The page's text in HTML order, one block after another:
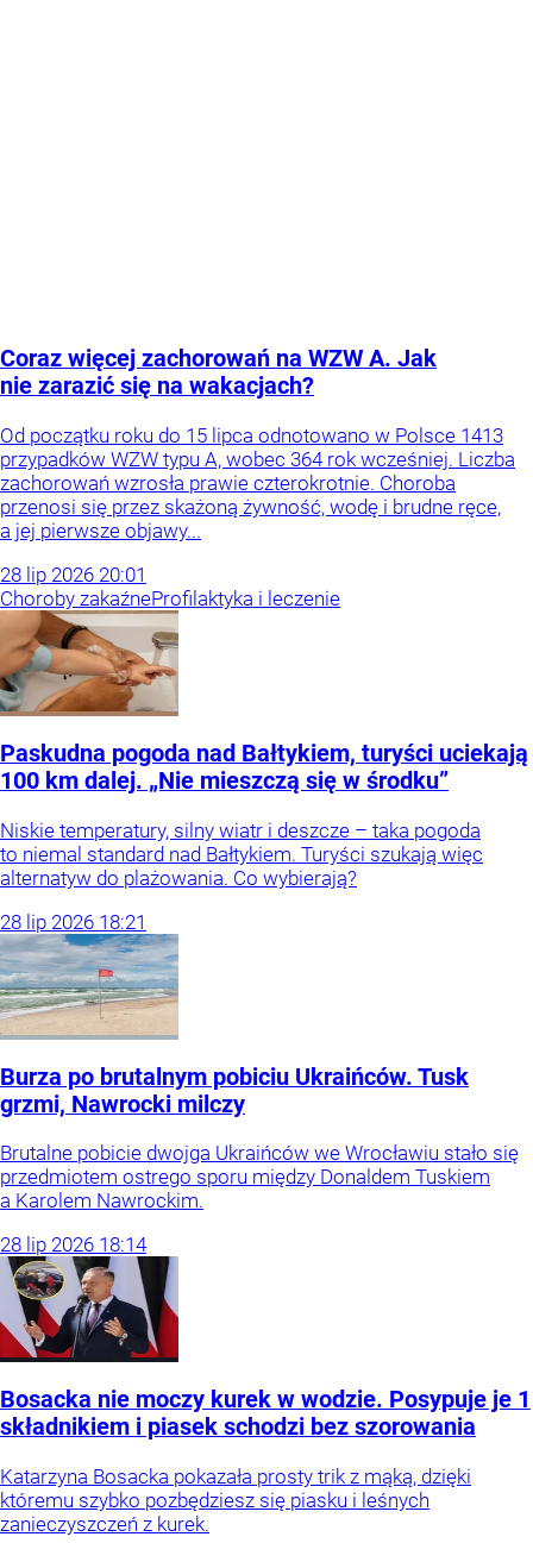
Coraz więcej zachorowań na WZW A. Jak
nie zarazić się na wakacjach?
Od początku roku do 15 lipca odnotowano w Polsce 1413
przypadków WZW typu A, wobec 364 rok wcześniej. Liczba
zachorowań wzrosła prawie czterokrotnie. Choroba
przenosi się przez skażoną żywność, wodę i brudne ręce,
a jej pierwsze objawy...
28 lip 2026 20:01
Choroby zakaźneProfilaktyka i leczenie
Paskudna pogoda nad Bałtykiem, turyści uciekają
100 km dalej. „Nie mieszczą się w środku”
Niskie temperatury, silny wiatr i deszcze – taka pogoda
to niemal standard nad Bałtykiem. Turyści szukają więc
alternatyw do plażowania. Co wybierają?
28 lip 2026 18:21
Burza po brutalnym pobiciu Ukraińców. Tusk
grzmi, Nawrocki milczy
Brutalne pobicie dwojga Ukraińców we Wrocławiu stało się
przedmiotem ostrego sporu między Donaldem Tuskiem
a Karolem Nawrockim.
28 lip 2026 18:14
Bosacka nie moczy kurek w wodzie. Posypuje je 1
składnikiem i piasek schodzi bez szorowania
Katarzyna Bosacka pokazała prosty trik z mąką, dzięki
któremu szybko pozbędziesz się piasku i leśnych
zanieczyszczeń z kurek.